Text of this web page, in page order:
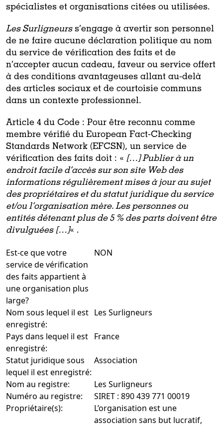
spécialistes et organisations citées ou utilisées.
Les Surligneurss’engage à avertir son personnel
de ne faire aucune déclaration politique au nom
du service de vérification des faits et de
n’accepter aucun cadeau, faveur ou service offert
à des conditions avantageuses allant au-delà
des articles sociaux et de courtoisie communs
dans un contexte professionnel.
Article 4 du Code : Pour être reconnu comme
membre vérifié du European Fact-Checking
Standards Network (EFCSN), un service de
vérification des faits doit : « […] Publier à un
endroit facile d’accès sur son site Web des
informations régulièrement mises à jour au sujet
des propriétaires et du statut juridique du service
et/ou l’organisation mère. Les personnes ou
entités détenant plus de 5 % des parts doivent être
divulguées […]« .
Est-ce que votre
service de vérification
des faits appartient à
une organisation plus
large?
NON
Nom sous lequel il est
enregistré:
Les Surligneurs
Pays dans lequel il est
enregistré:
France
Statut juridique sous
lequel il est enregistré:
Association
Nom au registre:
Les Surligneurs
Numéro au registre:
SIRET : 890 439 771 00019
Propriétaire(s):
L’organisation est une
association sans but lucratif,